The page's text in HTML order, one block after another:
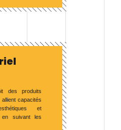
des produits
capacités
et
en suivant les